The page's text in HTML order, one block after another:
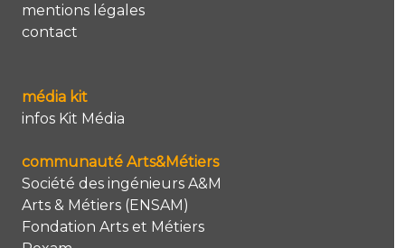
mentions légales
contact
média kit
infos Kit Média
communauté Arts&Métiers
Société des ingénieurs A&M
Arts & Métiers (ENSAM)
Fondation Arts et Métiers